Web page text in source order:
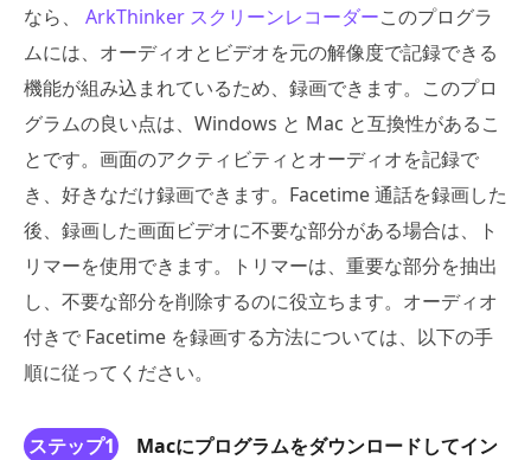
なら、 ArkThinker スクリーンレコーダーこのプログラ
ムには、オーディオとビデオを元の解像度で記録できる
機能が組み込まれているため、録画できます。このプロ
グラムの良い点は、Windows と Mac と互換性があるこ
とです。画面のアクティビティとオーディオを記録で
き、好きなだけ録画できます。Facetime 通話を録画した
後、録画した画面ビデオに不要な部分がある場合は、ト
リマーを使用できます。トリマーは、重要な部分を抽出
し、不要な部分を削除するのに役立ちます。オーディオ
付きで Facetime を録画する方法については、以下の手
順に従ってください。
ステップ1
Macにプログラムをダウンロードしてイン